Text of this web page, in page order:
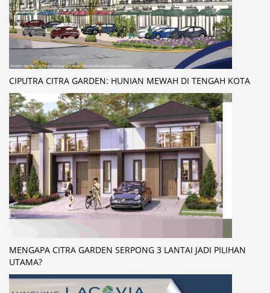
CIPUTRA CITRA GARDEN: HUNIAN MEWAH DI TENGAH KOTA
MENGAPA CITRA GARDEN SERPONG 3 LANTAI JADI PILIHAN
UTAMA?